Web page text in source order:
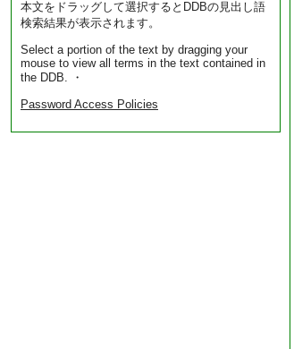
本文をドラッグして選択するとDDBの見出し語
検索結果が表示されます。
Select a portion of the text by dragging your
mouse to view all terms in the text contained in
the DDB. ・
Password Access Policies